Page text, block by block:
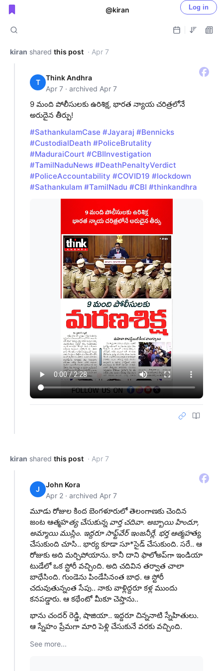
@kiran Log in
Public shared posts
kiran shared this post · Apr 7
T
Think Andhra
Apr 7 · archived Apr 7
9 మంది పోలీసులకు ఉరిశిక్ష, భారత న్యాయ చరిత్రలోనే
అరుదైన తీర్పు!
#SathankulamCase #Jayaraj #Bennicks
#CustodialDeath #PoliceBrutality
#MaduraiCourt #CBIInvestigation
#TamilNaduNews #DeathPenaltyVerdict
#PoliceAccountability #COVID19 #lockdown
#Sathankulam #TamilNadu #CBI #thinkandhra
kiran shared this post · Apr 7
J
John Kora
Apr 2 · archived Apr 7
మూడు రోజుల కింద బెంగళూరులో తెలంగాణకు చెందిన
జంట ఆత్మహత్య చేసుకున్న వార్త చదివా. అబ్బాయి హిందూ,
అమ్మాయి ముస్లిం. ఇద్దరూ సాఫ్ట్‌వేర్ ఇంజనీర్లే. భర్త ఆత్మహత్య
చేసుకుంది చూసి.. భార్య కూడా సూ*సైడ్ చేసుకుంది. సరే.. ఆ
రోజుకు అది మర్చిపోయాను. కానీ దాని ఫాలోఅప్‌గా ఇండియా
టుడేలో ఒక స్టోరీ వచ్చింది. అది చదివిన తర్వాత చాలా
బాధేసింది. గుండెను పిండేసినంత బాధ. ఆ స్టోరీ
చదువుతున్నంత సేపు.. నాకు వాళ్లిద్దరూ కళ్ల ముందు
కనపడ్డారు. ఆ కథేంటో మీకూ చెప్తాను..
భాను చందర్ రెడ్డి, షాజియా.. ఇద్దరూ చిన్ననాటి స్నేహితులు.
ఆ స్నేహం ప్రేమగా మారి పెళ్లి చేసుకునే వరకు వచ్చింది.
See more...